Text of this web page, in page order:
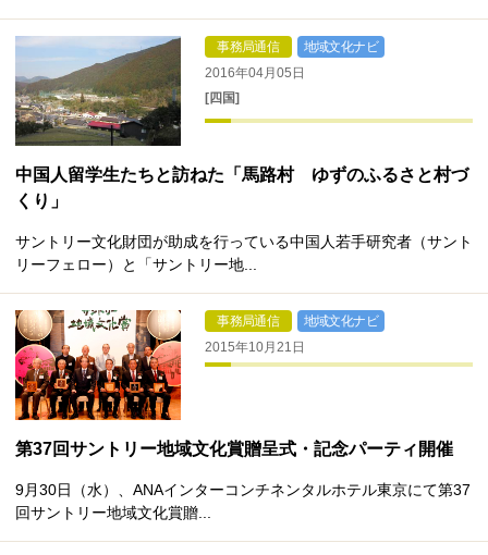
事務局通信
地域文化ナビ
2016年04月05日
[四国]
中国人留学生たちと訪ねた「馬路村 ゆずのふるさと村づ
くり」
サントリー文化財団が助成を行っている中国人若手研究者（サント
リーフェロー）と「サントリー地...
事務局通信
地域文化ナビ
2015年10月21日
第37回サントリー地域文化賞贈呈式・記念パーティ開催
9月30日（水）、ANAインターコンチネンタルホテル東京にて第37
回サントリー地域文化賞贈...